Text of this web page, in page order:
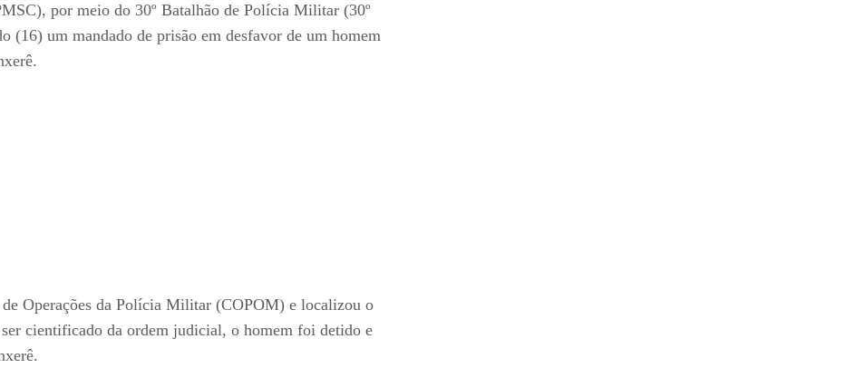
por meio do 30º Batalhão de Polícia Militar (30º
(16) um mandado de prisão em desfavor de um homem
Operações da Polícia Militar (COPOM) e localizou o
cientificado da ordem judicial, o homem foi detido e